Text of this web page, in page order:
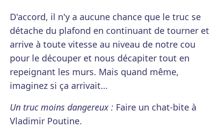
D'accord, il n'y a aucune chance que le truc se
détache du plafond en continuant de tourner et
arrive à toute vitesse au niveau de notre cou
pour le découper et nous décapiter tout en
repeignant les murs. Mais quand même,
imaginez si ça arrivait…
Un truc moins dangereux : Faire un chat-bite à
Vladimir Poutine.